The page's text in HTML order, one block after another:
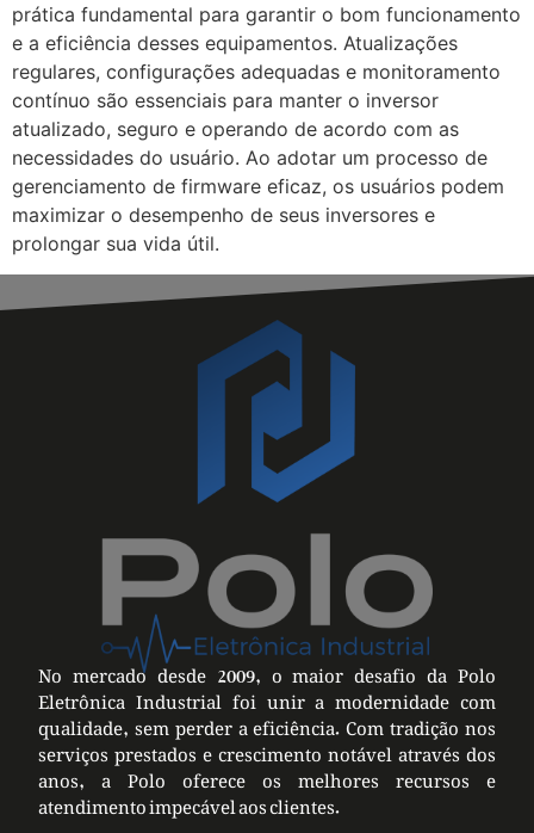
prática fundamental para garantir o bom funcionamento
e a eficiência desses equipamentos. Atualizações
regulares, configurações adequadas e monitoramento
contínuo são essenciais para manter o inversor
atualizado, seguro e operando de acordo com as
necessidades do usuário. Ao adotar um processo de
gerenciamento de firmware eficaz, os usuários podem
maximizar o desempenho de seus inversores e
prolongar sua vida útil.
No mercado desde 2009, o maior desafio da Polo
Eletrônica Industrial foi unir a modernidade com
qualidade, sem perder a eficiência. Com tradição nos
serviços prestados e crescimento notável através dos
anos, a Polo oferece os melhores recursos e
atendimento impecável aos clientes.